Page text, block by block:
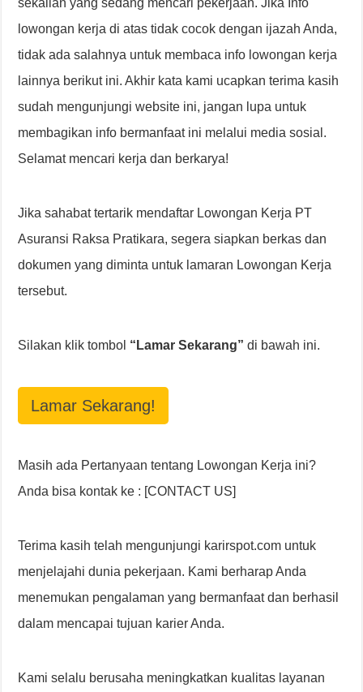
lowongan kerja di atas tidak cocok dengan ijazah Anda,
tidak ada salahnya untuk membaca info lowongan kerja
lainnya berikut ini. Akhir kata kami ucapkan terima kasih
sudah mengunjungi website ini, jangan lupa untuk
membagikan info bermanfaat ini melalui media sosial.
Selamat mencari kerja dan berkarya!
Jika sahabat tertarik mendaftar Lowongan Kerja PT
Asuransi Raksa Pratikara, segera siapkan berkas dan
dokumen yang diminta untuk lamaran Lowongan Kerja
tersebut.
Silakan klik tombol “Lamar Sekarang” di bawah ini.
Lamar Sekarang!
Masih ada Pertanyaan tentang Lowongan Kerja ini?
Anda bisa kontak ke : [CONTACT US]
Terima kasih telah mengunjungi karirspot.com untuk
menjelajahi dunia pekerjaan. Kami berharap Anda
menemukan pengalaman yang bermanfaat dan berhasil
dalam mencapai tujuan karier Anda.
Kami selalu berusaha meningkatkan kualitas layanan